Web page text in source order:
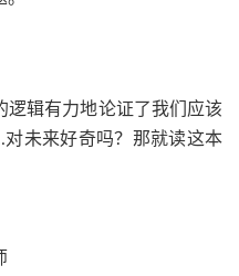
逻辑有力地论证了我们应该
未来好奇吗？那就读这本